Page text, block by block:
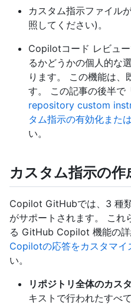
カスタム指示ファイル
照してください)。
Copilotコード レビュ
るかどうかの個人的な
ります。 この機能は、
す。 この記事の後半で
repository custom
タム指示の有効化また
い。
カスタム指示の作
Copilot GitHubでは、3 種
がサポートされます。 これ
る GitHub Copilot 機能の詳
Copilotの応答をカスタマイ
い。
リポジトリ全体のカス
キストで行われたすべ